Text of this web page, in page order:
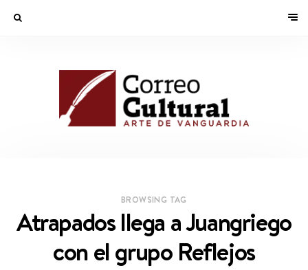
BROWSING TAG
Atrapados llega a Juangriego
con el grupo Reflejos